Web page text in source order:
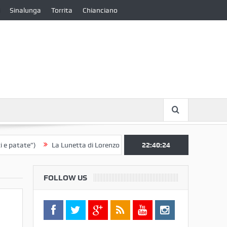
Sinalunga Torrita Chianciano
La Lunetta di Lorenzo Berrettini lascia il Convento di S. Chiara
22:40:24
FOLLOW US